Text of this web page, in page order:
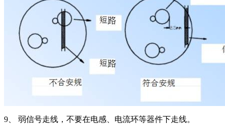
9、 弱信号走线，不要在电感、电流环等器件下走线。